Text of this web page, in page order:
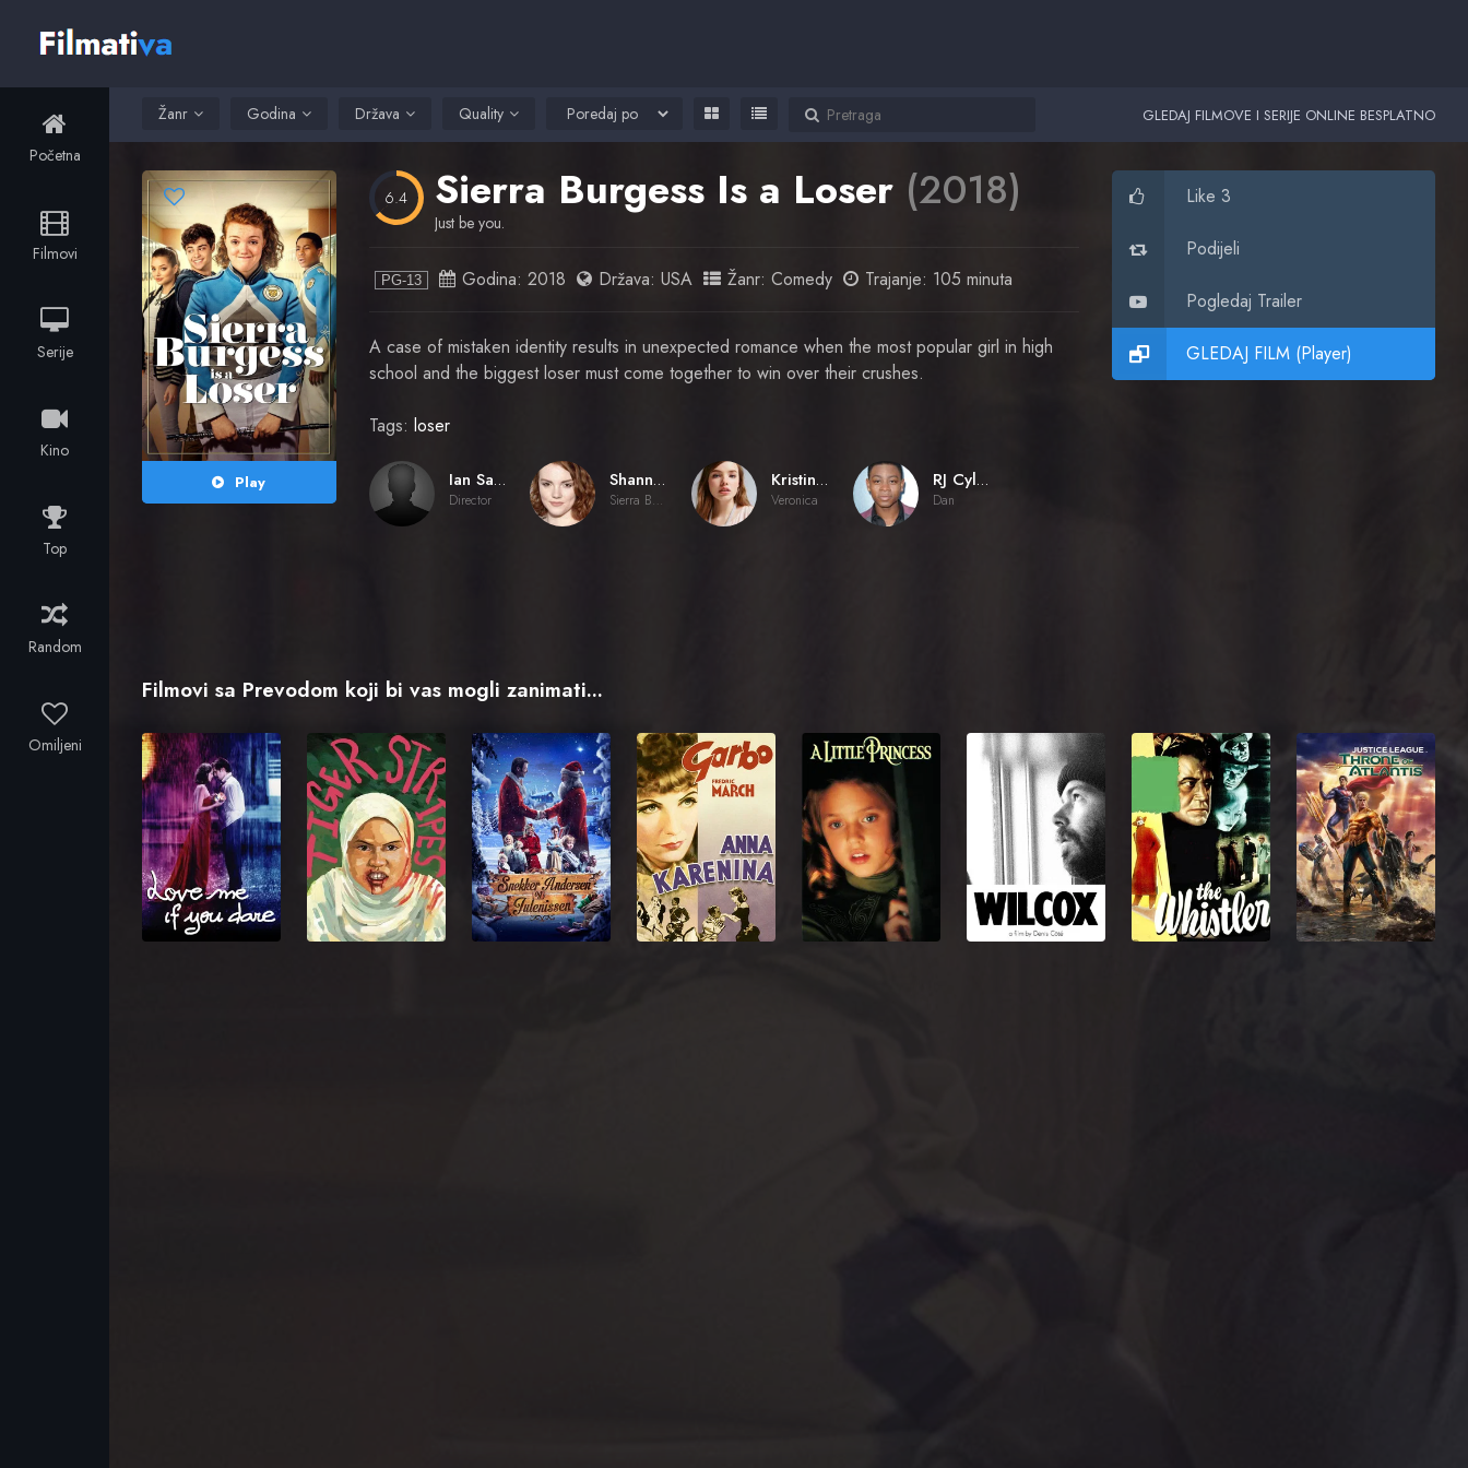
Početna
Filmovi
Serije
Kino
Top
Random
Omiljeni
Žanr Godina Država Quality GLEDAJ FILMOVE I SERIJE ONLINE BESPLATNO
Play
6.4 Sierra Burgess Is a Loser (2018)
Just be you.
PG-13 Godina: 2018 Država: USA Žanr: Comedy Trajanje: 105 minuta
A case of mistaken identity results in unexpected romance when the most popular girl in high
school and the biggest loser must come together to win over their crushes.
Tags: loser
Ian Samuels
Director
Shannon Purser
Sierra Burgess
Kristine Froseth
Veronica
RJ Cyler
Dan
Like 3
Podijeli
Pogledaj Trailer
GLEDAJ FILM (Player)
Filmovi sa Prevodom koji bi vas mogli zanimati...